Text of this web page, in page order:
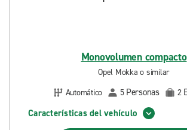
Monovolumen compacto
Opel Mokka o similar
Automático
5 Personas 2
Características del vehículo